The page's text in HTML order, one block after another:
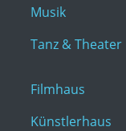
Musik
Tanz & Theater
Filmhaus
Künstlerhaus